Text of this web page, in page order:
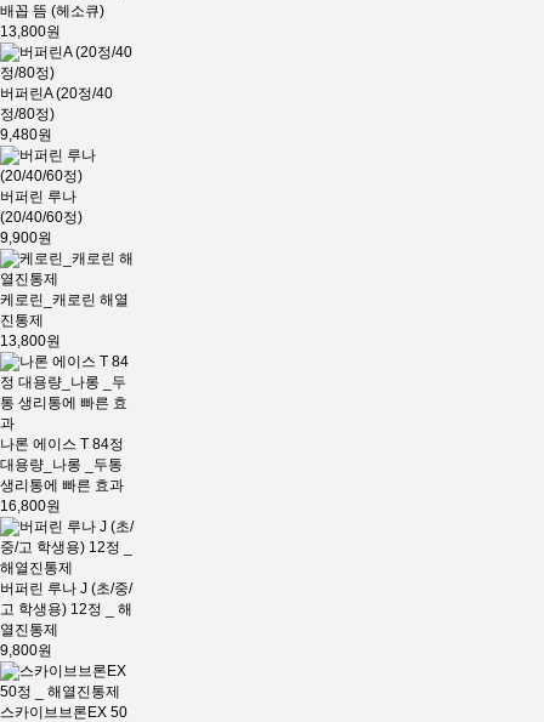
배꼽 뜸 (헤소큐)
13,800원
버퍼린A (20정/40
정/80정)
9,480원
버퍼린 루나
(20/40/60정)
9,900원
케로린_캐로린 해열
진통제
13,800원
나론 에이스 T 84정
대용량_나롱 _두통
생리통에 빠른 효과
16,800원
버퍼린 루나 J (초/중/
고 학생용) 12정 _ 해
열진통제
9,800원
스카이브브론EX 50